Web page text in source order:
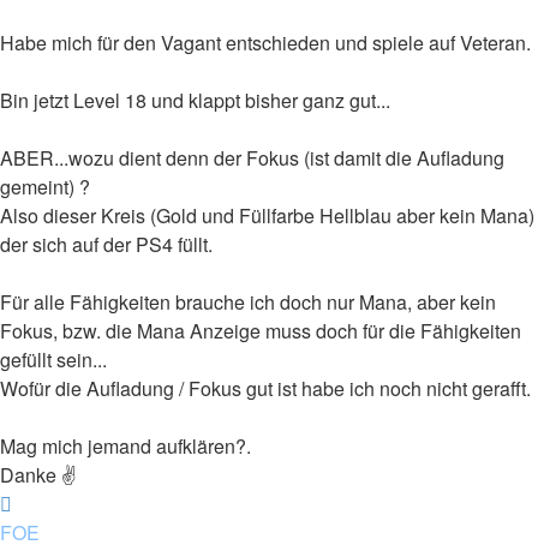
Habe mich für den Vagant entschieden und spiele auf Veteran.
Bin jetzt Level 18 und klappt bisher ganz gut...
ABER...wozu dient denn der Fokus (ist damit die Aufladung
gemeint) ?
Also dieser Kreis (Gold und Füllfarbe Hellblau aber kein Mana)
der sich auf der PS4 füllt.
Für alle Fähigkeiten brauche ich doch nur Mana, aber kein
Fokus, bzw. die Mana Anzeige muss doch für die Fähigkeiten
gefüllt sein...
Wofür die Aufladung / Fokus gut ist habe ich noch nicht gerafft.
Mag mich jemand aufklären?.
Danke ✌
oben
FOE